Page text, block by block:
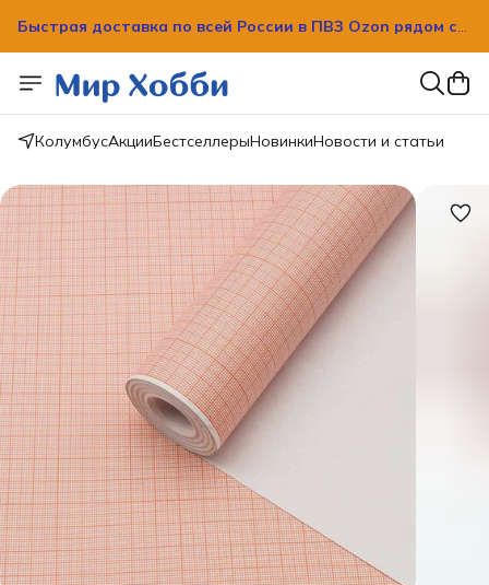
вашим домом!
Быстрая доставка по всей России в ПВЗ Ozon рядом с
вашим домом!
КолумбусАкцииБестселлерыНовинкиНовости и статьи